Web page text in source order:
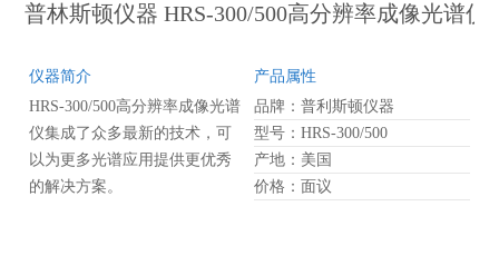
普林斯顿仪器 HRS-300/500高分辨率成像光谱仪
仪器简介
HRS-300/500高分辨率成像光谱
仪集成了众多最新的技术，可
以为更多光谱应用提供更优秀
的解决方案。
产品属性
品牌：普利斯顿仪器
型号：HRS-300/500
产地：美国
价格：面议